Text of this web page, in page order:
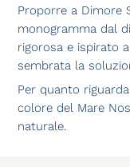
Proporre a Dimore
monogramma dal
rigorosa e ispirato
sembrata la
Per quanto
colore del Mare
naturale.